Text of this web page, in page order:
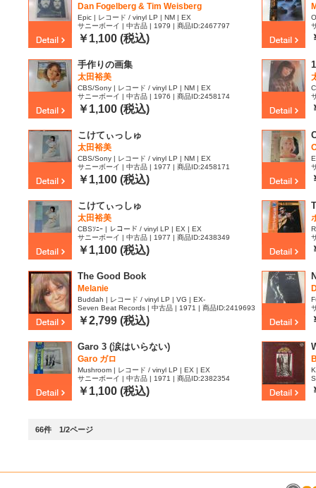
Dan Fogelberg & Tim Weisberg
Epic | レコード / vinyl LP | NM | EX
サニーボーイ | 中古品 | 1979 | 商品ID:2467797
￥1,100 (税込)
手作りの画集
太田裕美
CBS/Sony | レコード / vinyl LP | NM | EX
サニーボーイ | 中古品 | 1976 | 商品ID:2458174
￥1,100 (税込)
こけてぃっしゅ
太田裕美
CBS/Sony | レコード / vinyl LP | NM | EX
サニーボーイ | 中古品 | 1977 | 商品ID:2458171
￥1,100 (税込)
こけてぃっしゅ
太田裕美
CBSｿﾆｰ | レコード / vinyl LP | EX | EX
サニーボーイ | 中古品 | 1977 | 商品ID:2438349
￥1,100 (税込)
The Good Book
Melanie
Buddah | レコード / vinyl LP | VG | EX-
Seven Beat Records | 中古品 | 1971 | 商品ID:2419693
￥2,799 (税込)
Garo 3 (涙はいらない)
Garo ガロ
Mushroom | レコード / vinyl LP | EX | EX
サニーボーイ | 中古品 | 1971 | 商品ID:2382354
￥1,100 (税込)
66件 1/2ページ